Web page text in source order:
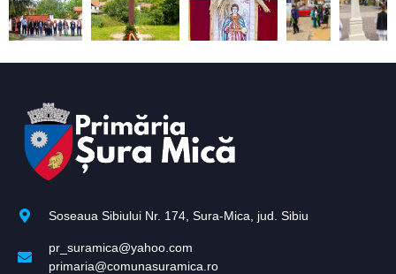
Soseaua Sibiului Nr. 174, Sura-Mica, jud. Sibiu
pr_suramica@yahoo.com
primaria@comunasuramica.ro